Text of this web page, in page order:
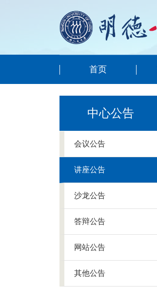
首页
中心公告
会议公告
讲座公告
沙龙公告
答辩公告
网站公告
其他公告